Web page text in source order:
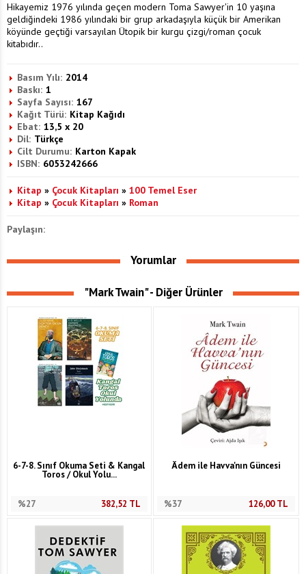
Hikayemiz 1976 yılında geçen modern Toma Sawyer'in 10 yaşına
geldiğindeki 1986 yılındaki bir grup arkadaşıyla küçük bir Amerikan
köyünde geçtiği varsayılan Ütopik bir kurgu çizgi/roman çocuk
kitabıdır..
Basım Yılı: 2014
Baskı: 1
Sayfa Sayısı: 167
Kağıt Türü: Kitap Kağıdı
Ebat: 13,5 x 20
Dil: Türkçe
Cilt Durumu: Karton Kapak
ISBN: 6053242666
Kitap » Çocuk Kitapları » 100 Temel Eser
Kitap » Çocuk Kitapları » Roman
Paylaşın:
Yorumlar
"Mark Twain" - Diğer Ürünler
6-7-8. Sınıf Okuma Seti & Kangal
Toros / Okul Yolu...
%27 382,52 TL
Âdem ile Havva'nın Güncesi
%37 126,00TL